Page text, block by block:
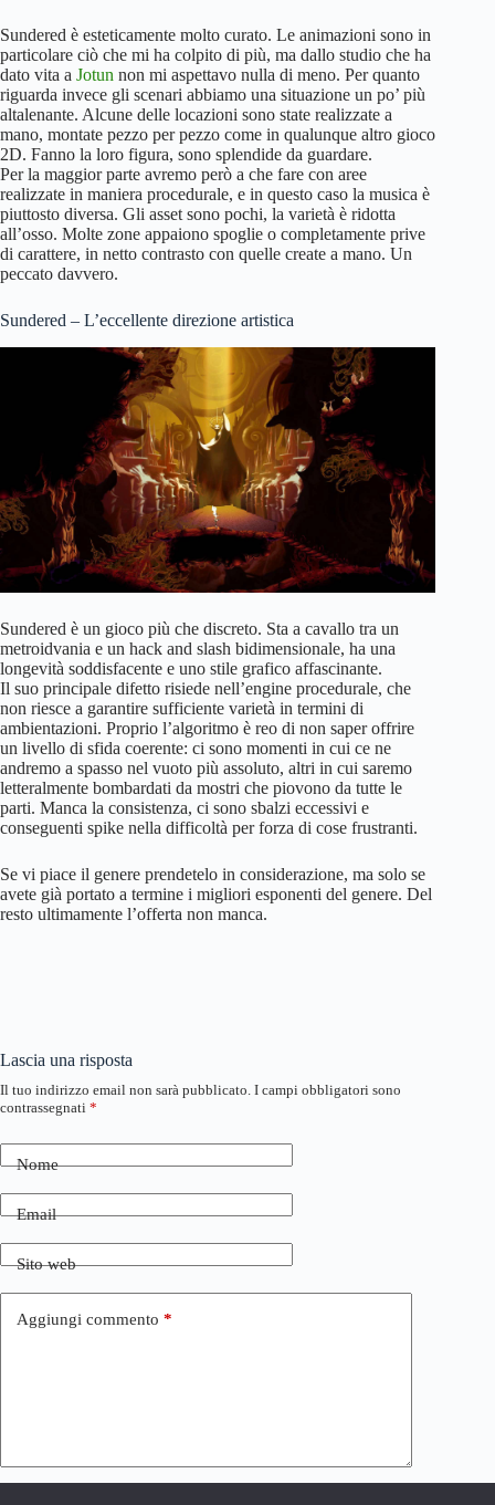
Sundered è esteticamente molto curato. Le animazioni sono in
particolare ciò che mi ha colpito di più, ma dallo studio che ha
dato vita a Jotun non mi aspettavo nulla di meno. Per quanto
riguarda invece gli scenari abbiamo una situazione un po’ più
altalenante. Alcune delle locazioni sono state realizzate a
mano, montate pezzo per pezzo come in qualunque altro gioco
2D. Fanno la loro figura, sono splendide da guardare.
Per la maggior parte avremo però a che fare con aree
realizzate in maniera procedurale, e in questo caso la musica è
piuttosto diversa. Gli asset sono pochi, la varietà è ridotta
all’osso. Molte zone appaiono spoglie o completamente prive
di carattere, in netto contrasto con quelle create a mano. Un
peccato davvero.
Sundered – L’eccellente direzione artistica
Sundered è un gioco più che discreto. Sta a cavallo tra un
metroidvania e un hack and slash bidimensionale, ha una
longevità soddisfacente e uno stile grafico affascinante.
Il suo principale difetto risiede nell’engine procedurale, che
non riesce a garantire sufficiente varietà in termini di
ambientazioni. Proprio l’algoritmo è reo di non saper offrire
un livello di sfida coerente: ci sono momenti in cui ce ne
andremo a spasso nel vuoto più assoluto, altri in cui saremo
letteralmente bombardati da mostri che piovono da tutte le
parti. Manca la consistenza, ci sono sbalzi eccessivi e
conseguenti spike nella difficoltà per forza di cose frustranti.
Se vi piace il genere prendetelo in considerazione, ma solo se
avete già portato a termine i migliori esponenti del genere. Del
resto ultimamente l’offerta non manca.
Lascia una risposta
Il tuo indirizzo email non sarà pubblicato. I campi obbligatori sono
contrassegnati *
Nome
Email
Sito web
Aggiungi commento *